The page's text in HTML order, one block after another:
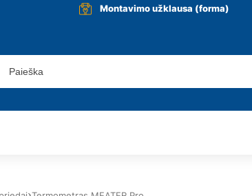
Montavimo užklausa (forma)